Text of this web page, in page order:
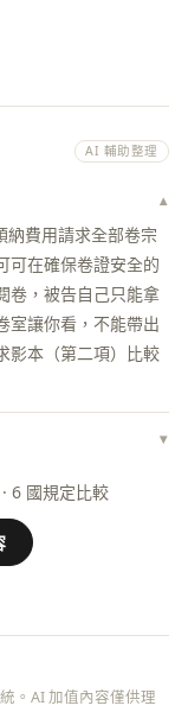
AI 輔助整理
▾
納費用請求全部卷宗
可在確保卷證安全的
卷，被告自己只能拿
室讓你看，不能帶出
影本（第二項）比較
▾
6 國規定比較
。AI 加值內容僅供理